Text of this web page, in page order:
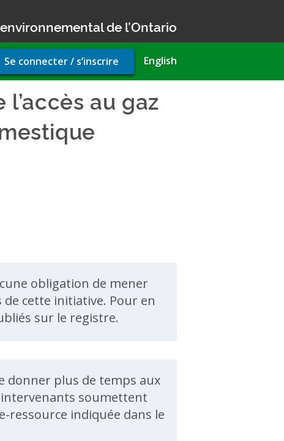
de l’Ontario
English
Se connecter / s’inscrire
l’accès au gaz
obligation de mener
cette initiative. Pour en
sur le registre.
donner plus de temps aux
soumettent
ressource indiquée dans le